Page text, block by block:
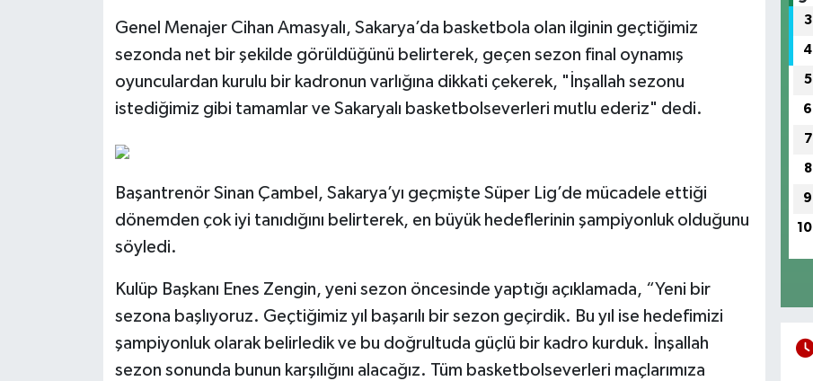
Genel Menajer Cihan Amasyalı, Sakarya’da basketbola olan ilginin geçtiğimiz
sezonda net bir şekilde görüldüğünü belirterek, geçen sezon final oynamış
oyunculardan kurulu bir kadronun varlığına dikkati çekerek, "İnşallah sezonu
istediğimiz gibi tamamlar ve Sakaryalı basketbolseverleri mutlu ederiz" dedi.
Başantrenör Sinan Çambel, Sakarya’yı geçmişte Süper Lig’de mücadele ettiği
dönemden çok iyi tanıdığını belirterek, en büyük hedeflerinin şampiyonluk olduğunu
söyledi.
Kulüp Başkanı Enes Zengin, yeni sezon öncesinde yaptığı açıklamada, “Yeni bir
sezona başlıyoruz. Geçtiğimiz yıl başarılı bir sezon geçirdik. Bu yıl ise hedefimizi
şampiyonluk olarak belirledik ve bu doğrultuda güçlü bir kadro kurduk. İnşallah
sezon sonunda bunun karşılığını alacağız. Tüm basketbolseverleri maçlarımıza
3
4
5
6
7
8
9
10